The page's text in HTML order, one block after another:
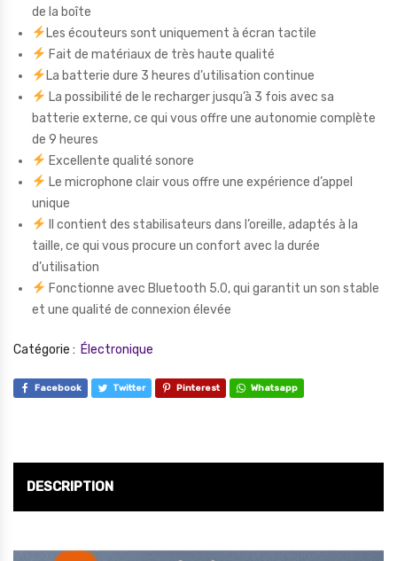
de la boîte
Les écouteurs sont uniquement à écran tactile
Fait de matériaux de très haute qualité
La batterie dure 3 heures d’utilisation continue
La possibilité de le recharger jusqu’à 3 fois avec sa
batterie externe, ce qui vous offre une autonomie complète
de 9 heures
Excellente qualité sonore
Le microphone clair vous offre une expérience d’appel
unique
Il contient des stabilisateurs dans l’oreille, adaptés à la
taille, ce qui vous procure un confort avec la durée
d’utilisation
Fonctionne avec Bluetooth 5.0, qui garantit un son stable
et une qualité de connexion élevée
Catégorie : Électronique
Facebook Twitter Pinterest Whatsapp
DESCRIPTION